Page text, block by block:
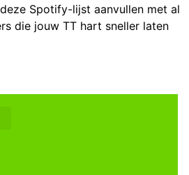
Spotify-lijst aanvullen met al
die jouw TT hart sneller laten